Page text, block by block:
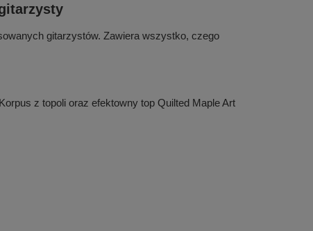
gitarzystów. Zawiera wszystko, czego
z topoli oraz efektowny top Quilted Maple Art